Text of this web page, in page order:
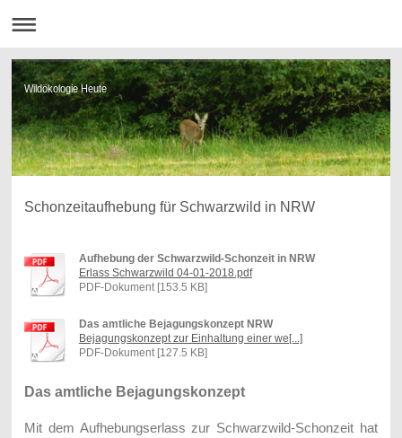
Wildökologie Heute
Schonzeitaufhebung für Schwarzwild in NRW
Aufhebung der Schwarzwild-Schonzeit in NRW
Erlass Schwarzwild 04-01-2018.pdf
PDF-Dokument [153.5 KB]
Das amtliche Bejagungskonzept NRW
Bejagungskonzept zur Einhaltung einer we[...]
PDF-Dokument [127.5 KB]
Das amtliche Bejagungskonzept
Mit dem Aufhebungserlass zur Schwarzwild-Schonzeit hat